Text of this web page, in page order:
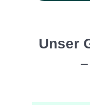
Unser